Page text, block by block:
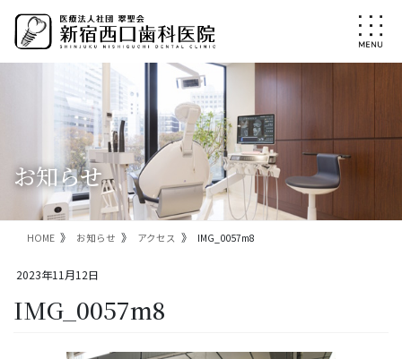
ン
ー
お知らせ
HOME お知らせ アクセス IMG_0057m8
2023年11月12日
IMG_0057m8